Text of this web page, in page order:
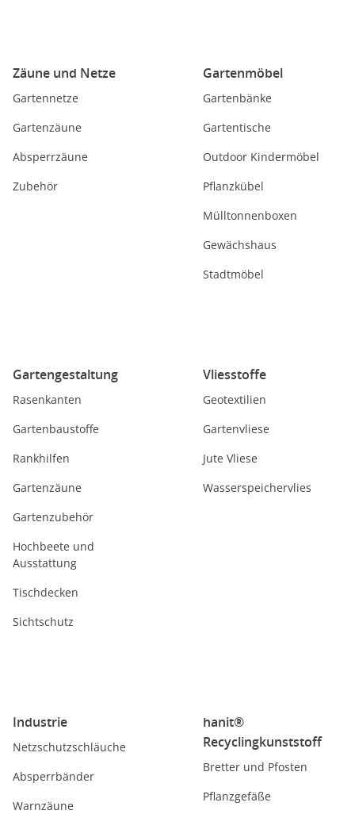
Zäune und Netze
Gartennetze
Gartenzäune
Absperrzäune
Zubehör
Gartenmöbel
Gartenbänke
Gartentische
Outdoor Kindermöbel
Pflanzkübel
Mülltonnenboxen
Gewächshaus
Stadtmöbel
Gartengestaltung
Rasenkanten
Gartenbaustoffe
Rankhilfen
Gartenzäune
Gartenzubehör
Hochbeete und
Ausstattung
Tischdecken
Sichtschutz
Vliesstoffe
Geotextilien
Gartenvliese
Jute Vliese
Wasserspeichervlies
Industrie
Netzschutzschläuche
Absperrbänder
Warnzäune
hanit®
Recyclingkunststoff
Bretter und Pfosten
Pflanzgefäße